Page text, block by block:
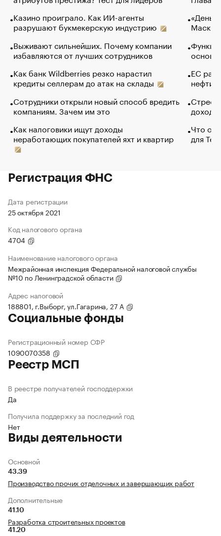
Казино проиграло. Как ИИ-агенты
разрушают букмекерскую индустрию
Выживают сильнейших. Почему компании
избавляются от лучших сотрудников
Как банк Wildberries резко нарастил
кредиты селлерам до атак на склады
Сотрудники открыли новый способ вредить
компаниям. Зачем им это
Как налоговики ищут доходы
неработающих покупателей яхт и квартир
Маск в
основ
ЕС
нефти
Что
для
Регистрация ФНС
Дата регистрации
25 октября 2021
Код налогового органа
4704
Наименование налогового органа
Межрайонная инспекция Федеральной налоговой службы
№10 по Ленинградской области
Адрес налоговой
188801, г.Выборг, ул.Гагарина, 27 А
Социальные фонды
Регистрационный номер СФР
1090070358
Реестр МСП
В реестре получателей господдержки
Да
Получила поддержку за последний год
Нет
Виды деятельности
Основной
43.39
Производство прочих отделочных и завершающих работ
Дополнительные
41.10
Разработка строительных проектов
41.20